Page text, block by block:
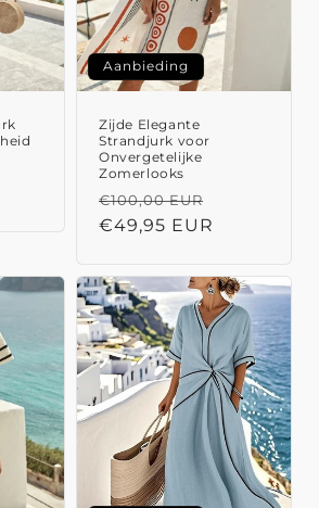
Aanbieding
Zijde Elegante
Strandjurk voor
Onvergetelijke
Zomerlooks
Normale
prijs
€100,00 EUR
€49,95 EUR